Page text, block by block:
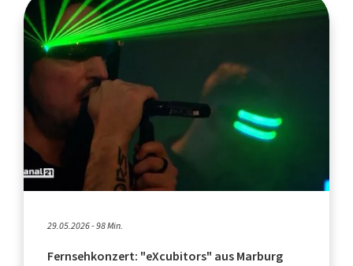
29.05.2026 - 98 Min.
Fernsehkonzert: "eXcubitors" aus Marburg